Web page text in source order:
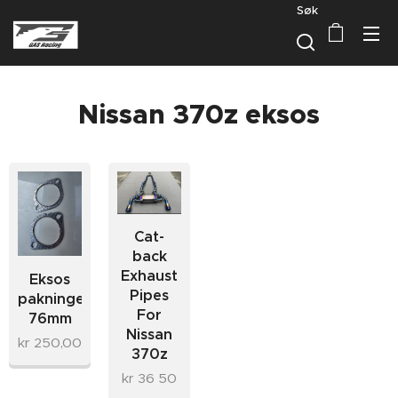
Søk
Nissan 370z eksos
Eksos
pakninger
76mm
kr 250,00
Cat-
back
Exhaust
Pipes
For
Nissan
370z
kr 36 50